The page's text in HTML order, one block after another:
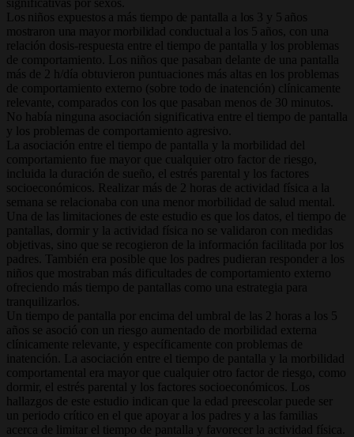
Los niños expuestos a más tiempo de pantalla a los 3 y 5 años
mostraron una mayor morbilidad conductual a los 5 años, con una
relación dosis-respuesta entre el tiempo de pantalla y los problemas
de comportamiento. Los niños que pasaban delante de una pantalla
más de 2 h/día obtuvieron puntuaciones más altas en los problemas
de comportamiento externo (sobre todo de inatención) clínicamente
relevante, comparados con los que pasaban menos de 30 minutos.
No había ninguna asociación significativa entre el tiempo de pantalla
y los problemas de comportamiento agresivo.
La asociación entre el tiempo de pantalla y la morbilidad del
comportamiento fue mayor que cualquier otro factor de riesgo,
incluida la duración de sueño, el estrés parental y los factores
socioeconómicos. Realizar más de 2 horas de actividad física a la
semana se relacionaba con una menor morbilidad de salud mental.
Una de las limitaciones de este estudio es que los datos, el tiempo de
pantallas, dormir y la actividad física no se validaron con medidas
objetivas, sino que se recogieron de la información facilitada por los
padres. También era posible que los padres pudieran responder a los
niños que mostraban más dificultades de comportamiento externo
ofreciendo más tiempo de pantallas como una estrategia para
tranquilizarlos.
Un tiempo de pantalla por encima del umbral de las 2 horas a los 5
años se asoció con un riesgo aumentado de morbilidad externa
clínicamente relevante, y específicamente con problemas de
inatención. La asociación entre el tiempo de pantalla y la morbilidad
comportamental era mayor que cualquier otro factor de riesgo, como
dormir, el estrés parental y los factores socioeconómicos. Los
hallazgos de este estudio indican que la edad preescolar puede ser
un periodo crítico en el que apoyar a los padres y a las familias
acerca de limitar el tiempo de pantalla y favorecer la actividad física.